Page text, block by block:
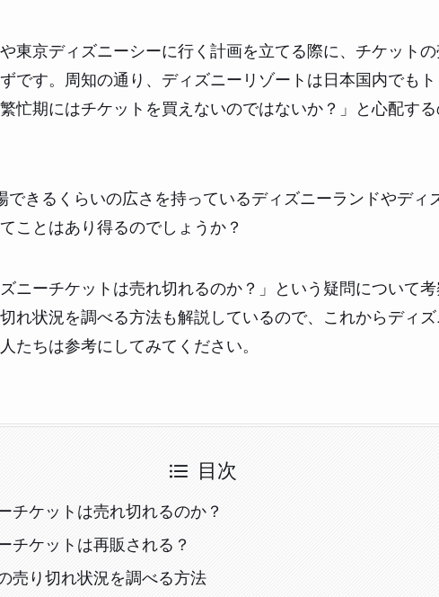
東京ディズニーシーに行く計画を立てる際に、チケット
です。周知の通り、ディズニーリゾートは日本国内でも
忙期にはチケットを買えないのではないか？」と心配す
できるくらいの広さを持っているディズニーランドやディ
ことはあり得るのでしょうか？
ニーチケットは売れ切れるのか？」という疑問について
れ状況を調べる方法も解説しているので、これからディ
たちは参考にしてみてください。
目次
チケットは売れ切れるのか？
チケットは再販される？
売り切れ状況を調べる方法